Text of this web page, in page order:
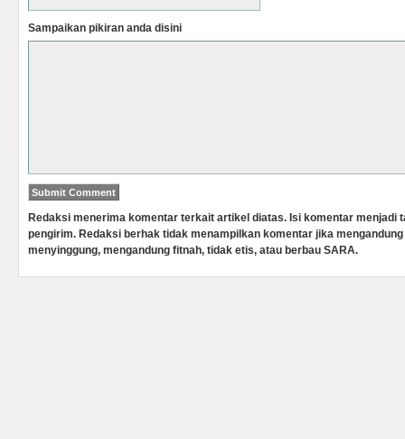
Sampaikan pikiran anda disini
Redaksi menerima komentar terkait artikel diatas. Isi komentar menjadi
pengirim. Redaksi berhak tidak menampilkan komentar jika
menyinggung, mengandung fitnah, tidak etis, atau berbau SARA.